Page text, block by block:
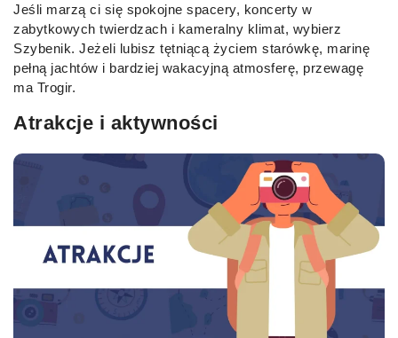
Jeśli marzą ci się spokojne spacery, koncerty w
zabytkowych twierdzach i kameralny klimat, wybierz
Szybenik. Jeżeli lubisz tętniącą życiem starówkę, marinę
pełną jachtów i bardziej wakacyjną atmosferę, przewagę
ma Trogir.
Atrakcje i aktywności